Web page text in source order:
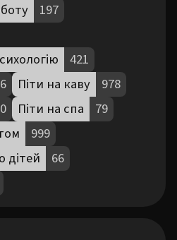
197
421
Піти на каву
978
Піти на спа
79
999
дітей
66